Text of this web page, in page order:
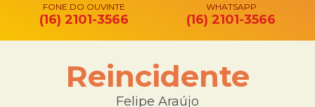
FONE DO OUVINTE
(16) 2101-3566
WHATSAPP
(16) 2101-3566
Reincidente
Felipe Araújo